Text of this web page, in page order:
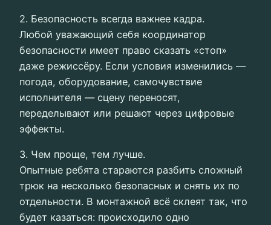
2. Безопасность всегда важнее кадра.
Любой уважающий себя координатор
безопасности имеет право сказать «стоп»
даже режиссёру. Если условия изменились —
погода, оборудование, самочувствие
исполнителя — сцену переносят,
переделывают или решают через цифровые
эффекты.
3. Чем проще, тем лучше.
Опытные ребята стараются разбить сложный
трюк на несколько безопасных и снять их по
отдельности. В монтажной всё склеят так, что
будет казаться: происходило одно